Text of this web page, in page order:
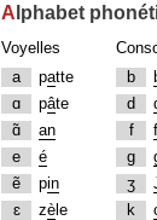
A lphabet
Voyelles
a
patte
ɑ
pâte
ɑ̃
an
e
é
ẽ
pin
ɛ
zè le
b
d
f
f
g
ʒ
k